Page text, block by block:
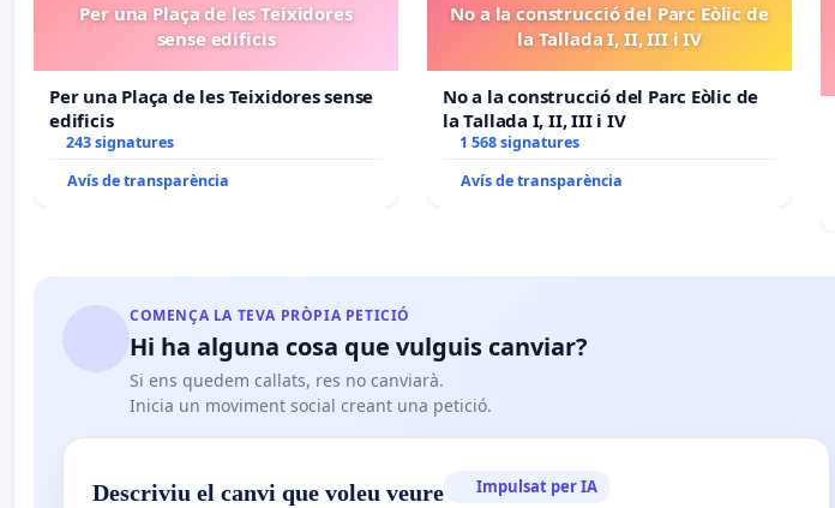
Per una Plaça de les Teixidores
sense edificis
Per una Plaça de les Teixidores sense
edificis
243 signatures
Avís de transparència
No a la construcció del Parc Eòlic de
la Tallada I, II, III i IV
No a la construcció del Parc Eòlic de
la Tallada I, II, III i IV
1 568 signatures
Avís de transparència
COMENÇA LA TEVA PRÒPIA PETICIÓ
Hi ha alguna cosa que vulguis canviar?
Si ens quedem callats, res no canviarà.
Inicia un moviment social creant una petició.
Descriviu el canvi que voleu veure Impulsat per IA